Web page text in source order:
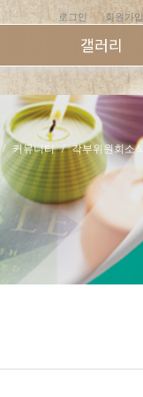
회원가입
로그인
갤러리
커뮤니티 각부위원회소식